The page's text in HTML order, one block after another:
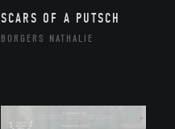
SCARS OF A PUTSCH
BORGERS NATHALIE